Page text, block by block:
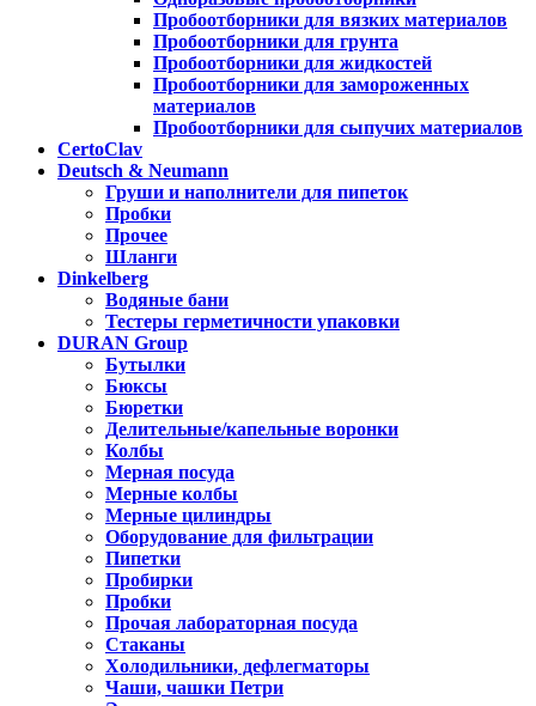
Пробоотборники для вязких материалов
Пробоотборники для грунта
Пробоотборники для жидкостей
Пробоотборники для замороженных
материалов
Пробоотборники для сыпучих материалов
CertoClav
Deutsch & Neumann
Груши и наполнители для пипеток
Пробки
Прочее
Шланги
Dinkelberg
Водяные бани
Тестеры герметичности упаковки
DURAN Group
Бутылки
Бюксы
Бюретки
Делительные/капельные воронки
Колбы
Мерная посуда
Мерные колбы
Мерные цилиндры
Оборудование для фильтрации
Пипетки
Пробирки
Пробки
Прочая лабораторная посуда
Стаканы
Холодильники, дефлегматоры
Чаши, чашки Петри